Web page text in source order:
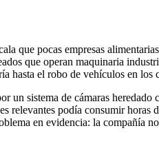
que pocas empresas
que operan maquinaria
hasta el robo de vehículos en los
un sistema de cámaras
podía consumir horas
en evidencia: la compañía